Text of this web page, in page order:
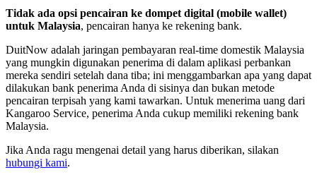
Tidak ada opsi pencairan ke dompet digital (mobile wallet)
untuk Malaysia, pencairan hanya ke rekening bank.
DuitNow adalah jaringan pembayaran real-time domestik Malaysia
yang mungkin digunakan penerima di dalam aplikasi perbankan
mereka sendiri setelah dana tiba; ini menggambarkan apa yang dapat
dilakukan bank penerima Anda di sisinya dan bukan metode
pencairan terpisah yang kami tawarkan. Untuk menerima uang dari
Kangaroo Service, penerima Anda cukup memiliki rekening bank
Malaysia.
Jika Anda ragu mengenai detail yang harus diberikan, silakan
hubungi kami.